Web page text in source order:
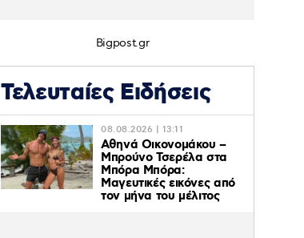
Bigpost.gr
Τελευταίες Ειδήσεις
08.08.2026 | 13:11
Αθηνά Οικονομάκου –
Μπρούνο Τσερέλα στα
Μπόρα Μπόρα:
Mαγευτικές εικόνες από
τον μήνα του μέλιτος